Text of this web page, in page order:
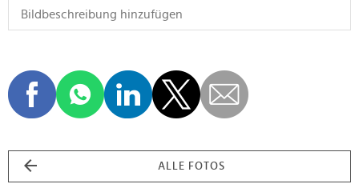
ALLE FOTOS